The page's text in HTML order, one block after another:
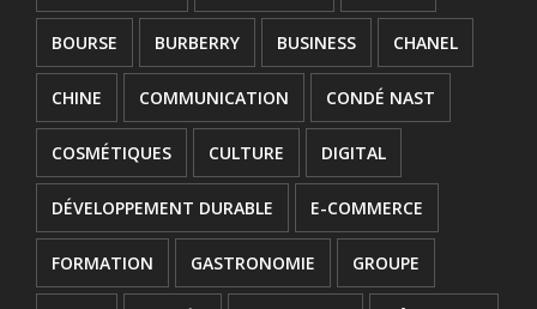
BOURSE BURBERRY BUSINESS CHANEL
CHINE COMMUNICATION CONDÉ NAST
COSMÉTIQUES CULTURE DIGITAL
DÉVELOPPEMENT DURABLE E-COMMERCE
FORMATION GASTRONOMIE GROUPE